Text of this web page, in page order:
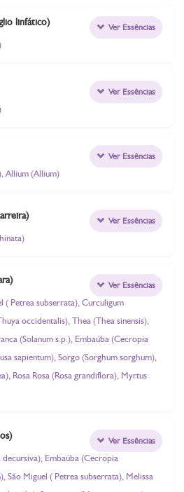
linfático) Ver Essências
Ver Essências
Allium (Allium)
Ver Essências
Ver Essências
( Petrea subserrata), Curculigum
occidentalis), Thea (Thea sinensis),
(Solanum s.p.), Embaúba (Cecropia
sapientum), Sorgo (Sorghum sorghum),
Rosa Rosa (Rosa grandiflora), Myrtus
Ver Essências
Embaúba (Cecropia
São Miguel ( Petrea subserrata), Melissa
Ver Essências